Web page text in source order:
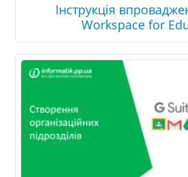
Інструкція
Workspace for